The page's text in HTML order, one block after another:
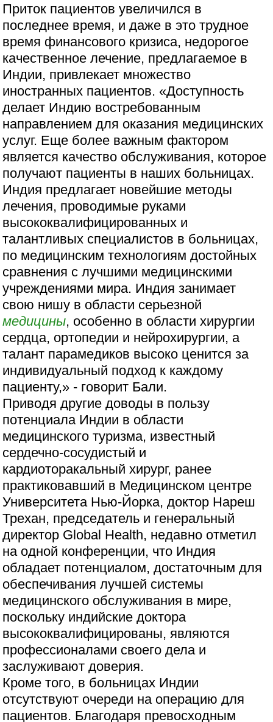
Приток пациентов увеличился в
последнее время, и даже в это трудное
время финансового кризиса, недорогое
качественное лечение, предлагаемое в
Индии, привлекает множество
иностранных пациентов. «Доступность
делает Индию востребованным
направлением для оказания медицинских
услуг. Еще более важным фактором
является качество обслуживания, которое
получают пациенты в наших больницах.
Индия предлагает новейшие методы
лечения, проводимые руками
высококвалифицированных и
талантливых специалистов в больницах,
по медицинским технологиям достойных
сравнения с лучшими медицинскими
учреждениями мира. Индия занимает
свою нишу в области серьезной
медицины, особенно в области хирургии
сердца, ортопедии и нейрохирургии, а
талант парамедиков высоко ценится за
индивидуальный подход к каждому
пациенту,» - говорит Бали.
Приводя другие доводы в пользу
потенциала Индии в области
медицинского туризма, известный
сердечно-сосудистый и
кардиоторакальный хирург, ранее
практиковавший в Медицинском центре
Университета Нью-Йорка, доктор Нареш
Трехан, председатель и генеральный
директор Global Health, недавно отметил
на одной конференции, что Индия
обладает потенциалом, достаточным для
обеспечивания лучшей системы
медицинского обслуживания в мире,
поскольку индийские доктора
высококвалифицированы, являются
профессионалами своего дела и
заслуживают доверия.
Кроме того, в больницах Индии
отсутствуют очереди на операцию для
пациентов. Благодаря превосходным